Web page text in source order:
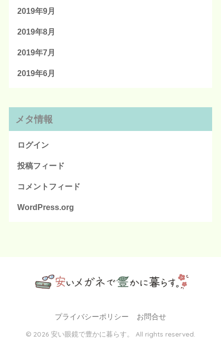
2019年9月
2019年8月
2019年7月
2019年6月
メタ情報
ログイン
投稿フィード
コメントフィード
WordPress.org
プライバシーポリシー お問合せ
© 2026 安い眼鏡で豊かに暮らす。 All rights reserved.